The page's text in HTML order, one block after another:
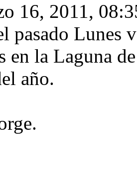
16, 2011,
pasado Lunes
en la Laguna
año.